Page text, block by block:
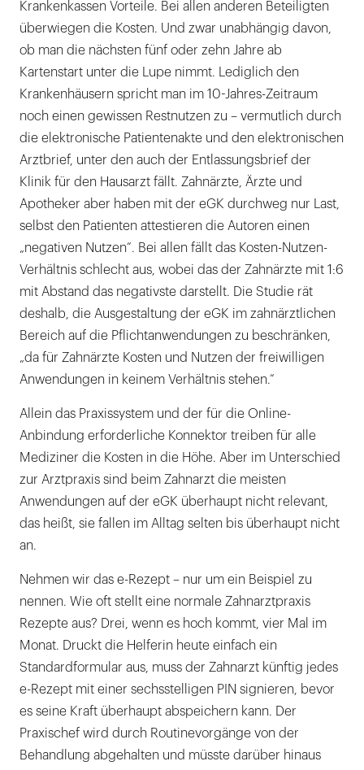
Krankenkassen Vorteile. Bei allen anderen Beteiligten
überwiegen die Kosten. Und zwar unabhängig davon,
ob man die nächsten fünf oder zehn Jahre ab
Kartenstart unter die Lupe nimmt. Lediglich den
Krankenhäusern spricht man im 10-Jahres-Zeitraum
noch einen gewissen Restnutzen zu – vermutlich durch
die elektronische Patientenakte und den elektronischen
Arztbrief, unter den auch der Entlassungsbrief der
Klinik für den Hausarzt fällt. Zahnärzte, Ärzte und
Apotheker aber haben mit der eGK durchweg nur Last,
selbst den Patienten attestieren die Autoren einen
„negativen Nutzen“. Bei allen fällt das Kosten-Nutzen-
Verhältnis schlecht aus, wobei das der Zahnärzte mit 1:6
mit Abstand das negativste darstellt. Die Studie rät
deshalb, die Ausgestaltung der eGK im zahnärztlichen
Bereich auf die Pflichtanwendungen zu beschränken,
„da für Zahnärzte Kosten und Nutzen der freiwilligen
Anwendungen in keinem Verhältnis stehen.“
Allein das Praxissystem und der für die Online-
Anbindung erforderliche Konnektor treiben für alle
Mediziner die Kosten in die Höhe. Aber im Unterschied
zur Arztpraxis sind beim Zahnarzt die meisten
Anwendungen auf der eGK überhaupt nicht relevant,
das heißt, sie fallen im Alltag selten bis überhaupt nicht
an.
Nehmen wir das e-Rezept – nur um ein Beispiel zu
nennen. Wie oft stellt eine normale Zahnarztpraxis
Rezepte aus? Drei, wenn es hoch kommt, vier Mal im
Monat. Druckt die Helferin heute einfach ein
Standardformular aus, muss der Zahnarzt künftig jedes
e-Rezept mit einer sechsstelligen PIN signieren, bevor
es seine Kraft überhaupt abspeichern kann. Der
Praxischef wird durch Routinevorgänge von der
Behandlung abgehalten und müsste darüber hinaus